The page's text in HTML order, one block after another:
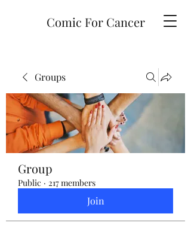
Comic For Cancer
Groups
Group
Public · 217 members
Join